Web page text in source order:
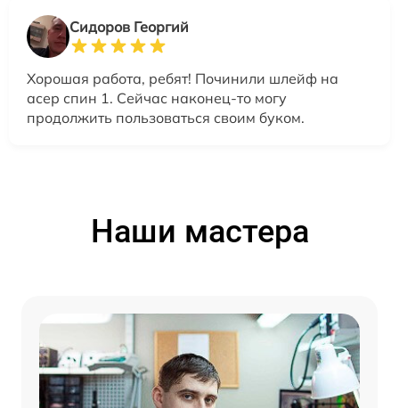
Сидоров Георгий
Хорошая работа, ребят! Починили шлейф на
асер спин 1. Сейчас наконец-то могу
продолжить пользоваться своим буком.
Наши мастера